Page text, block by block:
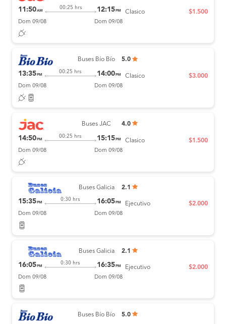
11:50AM
00:25 hrs 12:15 PM
Dom 09/08 Dom 09/08
Clasico $1.500
Buses Bío Bío 5.0
13:35 PM
00:25 hrs 14:00 PM
Dom 09/08 Dom 09/08
Clasico $3.000
Buses JAC 4.0
14:50 PM
00:25 hrs 15:15 PM
Dom 09/08 Dom 09/08
Clasico $1.500
Buses Galicia 2.1
15:35 PM
0:30 hrs 16:05 PM
Dom 09/08 Dom 09/08
Ejecutivo $2.000
Buses Galicia 2.1
16:05 PM
0:30 hrs 16:35 PM
Dom 09/08 Dom 09/08
Ejecutivo $2.000
Buses Bío Bío 5.0